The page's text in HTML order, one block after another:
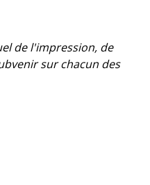
de l'impression, de
sur chacun des